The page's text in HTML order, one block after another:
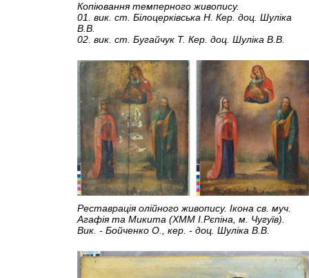
Копіювання темперного живопису.
01. вик. ст. Білоцерківська Н. Кер. доц. Шуліка
В.В.
02. вик. ст. Бугайчук Т. Кер. доц. Шуліка В.В.
Реставрація олійного живопису. Ікона св. муч.
Агафія та Микита (ХММ І.Рєпіна, м. Чугуїв).
Вик. - Бойченко О., кер. - доц. Шуліка В.В.